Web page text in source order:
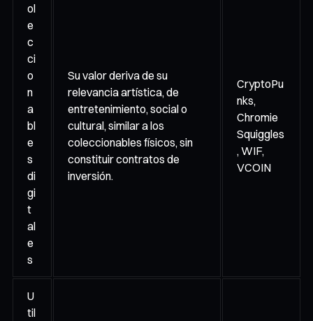
ol
e
c
ci
o
n
a
bl
e
s
di
gi
t
al
e
s
Su valor deriva de su
relevancia artística, de
entretenimiento, social o
cultural, similar a los
coleccionables físicos, sin
constituir contratos de
inversión.
CryptoPu
nks,
Chromie
Squiggles
, WIF,
VCOIN
U
til